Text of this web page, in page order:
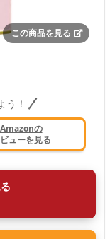
この商品を見る
う！
Amazonの
ューを見る